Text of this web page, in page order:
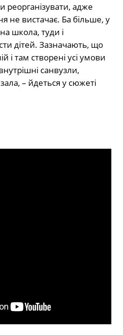
реорганізувати, адже
не вистачає. Ба більше, у
школа, туди і
дітей. Зазначають, що
і там створені усі умови
санвузли,
– йдеться у сюжеті